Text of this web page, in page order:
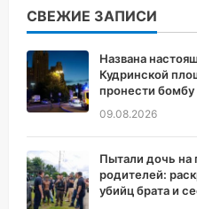
СВЕЖИЕ ЗАПИСИ
Названа
Кудринской
пронести бомбу
09.08.2026
Пытали дочь на
родителей:
убийц брата и